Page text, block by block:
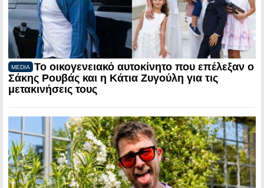
MEDIA
Το οικογενειακό αυτοκίνητο που επέλεξαν ο
Σάκης Ρουβάς και η Κάτια Ζυγούλη για τις
μετακινήσεις τους